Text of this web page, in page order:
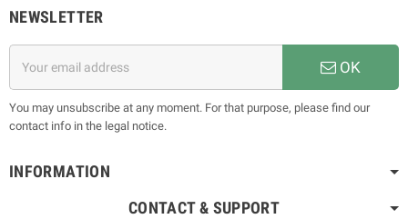
NEWSLETTER
OK
You may unsubscribe at any moment. For that purpose, please find our
contact info in the legal notice.
INFORMATION
CONTACT & SUPPORT